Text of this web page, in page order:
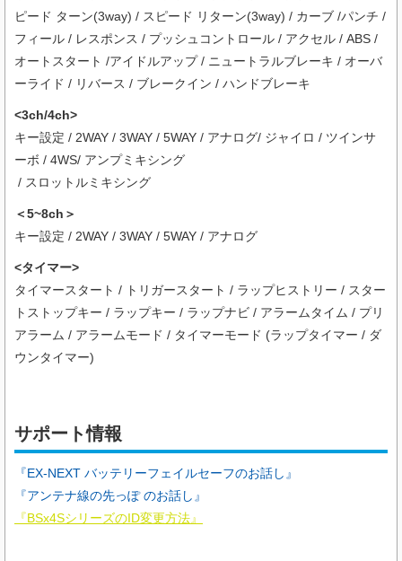
ピード ターン(3way) / スピード リターン(3way) / カーブ /パンチ /
フィール / レスポンス / プッシュコントロール / アクセル / ABS /
オートスタート /アイドルアップ / ニュートラルブレーキ / オーバ
ーライド / リバース / ブレークイン / ハンドブレーキ
<3ch/4ch>
キー設定 / 2WAY / 3WAY / 5WAY / アナログ/ ジャイロ / ツインサ
ーボ / 4WS/ アンプミキシング
/ スロットルミキシング
＜5~8ch＞
キー設定 / 2WAY / 3WAY / 5WAY / アナログ
<タイマー>
タイマースタート / トリガースタート / ラップヒストリー / スター
トストップキー / ラップキー / ラップナビ / アラームタイム / プリ
アラーム / アラームモード / タイマーモード (ラップタイマー / ダ
ウンタイマー)
サポート情報
『EX-NEXT バッテリーフェイルセーフのお話し』
『アンテナ線の先っぽ のお話し』
『BSx4SシリーズのID変更方法』